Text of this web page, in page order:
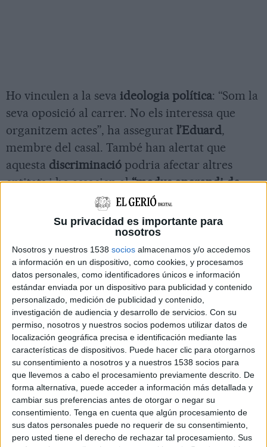
Su privacidad es importante para
nosotros
Nosotros y nuestros 1538 socios almacenamos y/o accedemos
a información en un dispositivo, como cookies, y procesamos
datos personales, como identificadores únicos e información
estándar enviada por un dispositivo para publicidad y contenido
personalizado, medición de publicidad y contenido,
investigación de audiencia y desarrollo de servicios. Con su
permiso, nosotros y nuestros socios podemos utilizar datos de
localización geográfica precisa e identificación mediante las
características de dispositivos. Puede hacer clic para otorgarnos
su consentimiento a nosotros y a nuestros 1538 socios para
que llevemos a cabo el procesamiento previamente descrito. De
forma alternativa, puede acceder a información más detallada y
cambiar sus preferencias antes de otorgar o negar su
consentimiento. Tenga en cuenta que algún procesamiento de
sus datos personales puede no requerir de su consentimiento,
pero usted tiene el derecho de rechazar tal procesamiento. Sus
Ho vinculen a la seva ideologia política: “Som la
seva oposició al carrer. No els interessa que
organitzem actes”, ha assegurat l’Eduard,
membre del casal. També han alertat que
aquesta discriminació podria afectar altres
entitats i ho associen al“modus operandi de
Ajuntamentha rebutjat les acusacions de
discriminació, sosté que eltracte
mateix que la resta d’entitats i que“s’han de
complir les ordenances”.
Des delCasal Popular La Metxaexpliquen que
aquestestravess’han traduït, sobretot, en
dificultats per fer ús de l’espai públici en
retards administratiusque, asseguren, acaben
condicionant l’organització de les seves
activitats. Detallen que és una dinàmica que
viuen des de l’arribada d’Aliança Catalanaal
govern municipal. “Com que no som favorables
a la seva sintonia ideològica, les traves són